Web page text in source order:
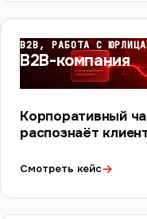
B2B, РАБОТА С
B2B-компания
Корпоративный
распознаёт
Смотреть кейс→